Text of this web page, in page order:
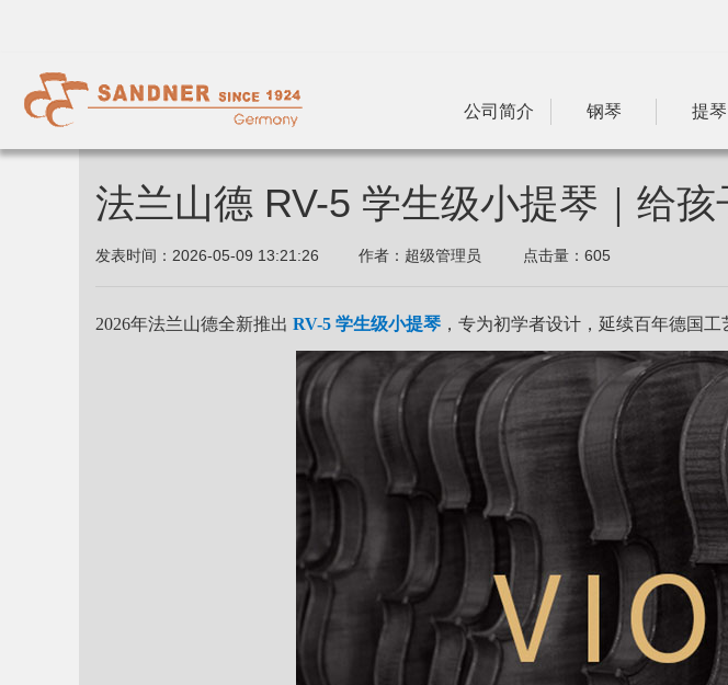
公司简介 钢琴 提琴
法兰山德 RV-5 学生级小提琴｜给
发表时间： 2026-05-09 13:21:26 作者： 超级管理员 点击量： 605
2026年法兰山德全新推出 RV-5 学生级小提琴 ，专为初学者设计，延续百年德国